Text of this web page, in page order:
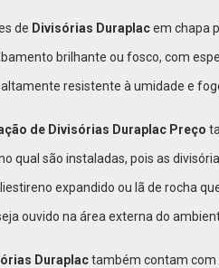
de Divisórias Duraplacem chapa
brilhante ou fosco, com
resistente à umidade e
de Divisórias Duraplac Preço
qual são instaladas, pois as
expandido ou lã de rocha
ouvido na área externa do
Duraplactambém contam com